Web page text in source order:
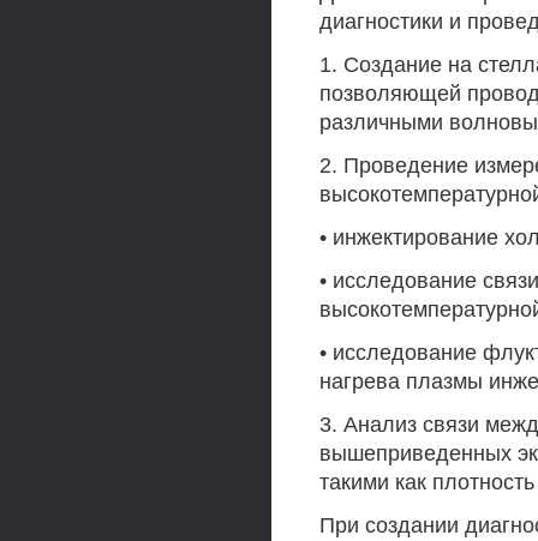
диагностики и
1. Создание на
позволяющей
различными
2. Проведение
• инжектирование
• исследование
• исследование
нагрева плазмы
3. Анализ связи
вышеприведенных
такими как
При создании